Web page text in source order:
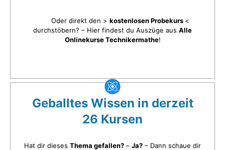
Oder direkt den > kostenlosen Probekurs <
durchstöbern? – Hier findest du Auszüge aus Alle
Onlinekurse Technikermathe!
Geballtes Wissen in derzeit
26 Kursen
Hat dir dieses Thema gefallen? – Ja? – Dann schaue dir